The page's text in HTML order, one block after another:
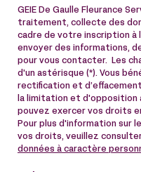
GEIE De Gaulle Fleurance
traitement, collecte des
cadre de votre inscription à
envoyer des informations,
pour vous contacter. Les
d'un astérisque (*). Vous
rectification et
la limitation et d'opposition
pouvez exercer vos droits
Pour plus d'information sur
vos droits, veuillez
données à caractère